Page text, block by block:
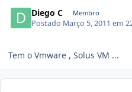
Diego C Membro
Postado Março 5, 2011 em
Tem o Vmware , Solus VM ...